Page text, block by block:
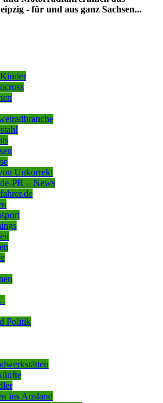
- für und aus ganz Sachsen...
Unkorrekt
PR – News
Politik
ins Ausland